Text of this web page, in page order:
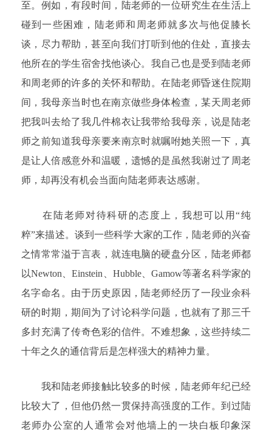
至。例如，有段时间，陆老师的一位研究生在生活上
碰到一些困难，陆老师和周老师就多次与他促膝长
谈，尽力帮助，甚至向我们打听到他的住处，直接去
他所在的学生宿舍找他谈心。我自己也是受到陆老师
和周老师的许多的关怀和帮助。在陆老师昏迷住院期
间，我母亲当时也在南京做些身体检查，某天周老师
把我叫去给了我几件棉衣让我带给我母亲，说是陆老
师之前知道我母亲要来南京时就嘱咐她关照一下，真
是让人倍感意外和温暖，遗憾的是虽然我谢过了周老
师，却再没有机会当面向陆老师表达感谢。
在陆老师对待科研的态度上，我想可以用“纯
粹”来描述。谈到一些科学大家的工作，陆老师的兴奋
之情常常溢于言表，就连电脑的硬盘分区，陆老师都
以Newton、Einstein、Hubble、Gamow等著名科学家的
名字命名。由于历史原因，陆老师经历了一段业余科
研的时期，期间为了讨论科学问题，也就有了那三千
多封充满了传奇色彩的信件。不难想象，这些持续二
十年之久的通信背后是怎样强大的精神力量。
我和陆老师接触比较多的时候，陆老师年纪已经
比较大了，但他仍然一贯保持高强度的工作。到过陆
老师办公室的人通常会对他墙上的一块白板印象深